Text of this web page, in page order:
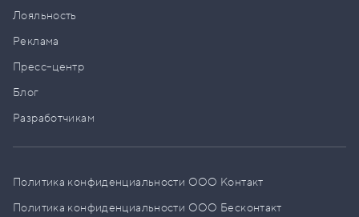
Лояльность
Реклама
Пресс–центр
Блог
Разработчикам
Политика конфиденциальности ООО Контакт
Политика конфиденциальности ООО Бесконтакт